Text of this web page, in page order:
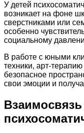
У детей
возникает на фоне
сверстниками или
особенно
социальному
В работе с юными
техники, арт-
безопасное
свои эмоции и